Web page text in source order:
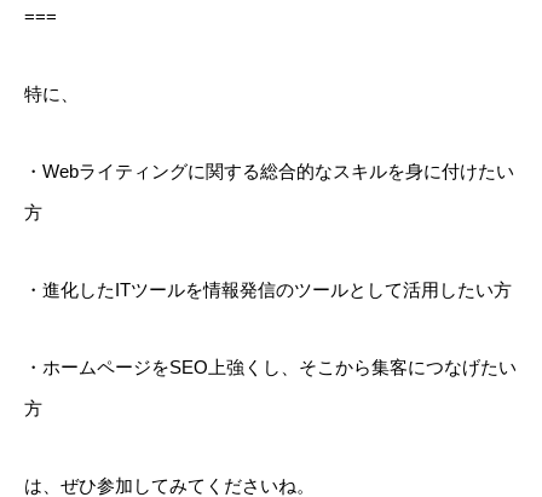
===
特に、
・Webライティングに関する総合的なスキルを身に付けたい
方
・進化したITツールを情報発信のツールとして活用したい方
・ホームページをSEO上強くし、そこから集客につなげたい
方
は、ぜひ参加してみてくださいね。